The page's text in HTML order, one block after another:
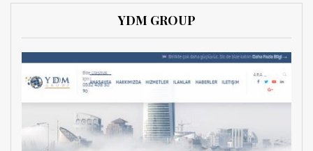
YDM GROUP